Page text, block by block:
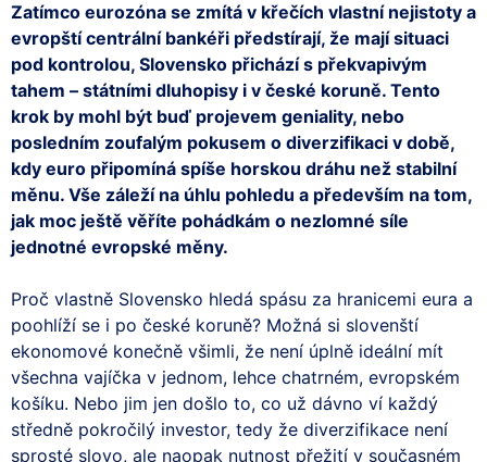
Zatímco eurozóna se zmítá v křečích vlastní nejistoty a
evropští centrální bankéři předstírají, že mají situaci
pod kontrolou, Slovensko přichází s překvapivým
tahem – státními dluhopisy i v české koruně. Tento
krok by mohl být buď projevem geniality, nebo
posledním zoufalým pokusem o diverzifikaci v době,
kdy euro připomíná spíše horskou dráhu než stabilní
měnu. Vše záleží na úhlu pohledu a především na tom,
jak moc ještě věříte pohádkám o nezlomné síle
jednotné evropské měny.
Proč vlastně Slovensko hledá spásu za hranicemi eura a
poohlíží se i po české koruně? Možná si slovenští
ekonomové konečně všimli, že není úplně ideální mít
všechna vajíčka v jednom, lehce chatrném, evropském
košíku. Nebo jim jen došlo to, co už dávno ví každý
středně pokročilý investor, tedy že diverzifikace není
sprosté slovo, ale naopak nutnost přežití v současném